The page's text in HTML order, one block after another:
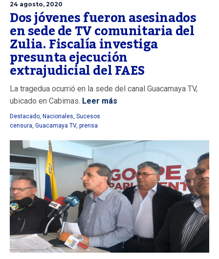
24 agosto, 2020
Dos jóvenes fueron asesinados
en sede de TV comunitaria del
Zulia. Fiscalía investiga
presunta ejecución
extrajudicial del FAES
La tragedua ocurrió en la sede del canal Guacamaya TV,
ubicado en Cabimas. Leer más
Destacado, Nacionales, Sucesos
censura, Guacamaya TV, prensa